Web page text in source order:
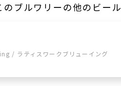
のブルワリーの他のビール
/ ラティスワークブリューイング